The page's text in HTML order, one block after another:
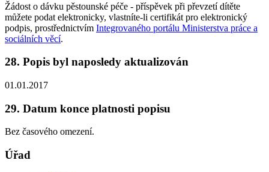
Žádost o dávku pěstounské péče - příspěvek při převzetí dítěte
můžete podat elektronicky, vlastníte-li certifikát pro elektronický
podpis, prostřednictvím Integrovaného portálu Ministerstva práce a
sociálních věcí.
28. Popis byl naposledy aktualizován
01.01.2017
29. Datum konce platnosti popisu
Bez časového omezení.
Úřad